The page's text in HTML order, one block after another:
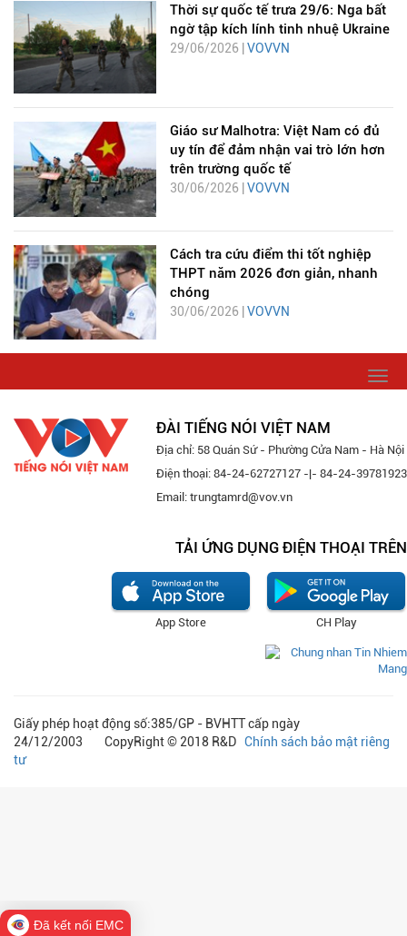
Thời sự quốc tế trưa 29/6: Nga bất
ngờ tập kích lính tinh nhuệ Ukraine
29/06/2026 | VOVVN
Giáo sư Malhotra: Việt Nam có đủ
uy tín để đảm nhận vai trò lớn hơn
trên trường quốc tế
30/06/2026 | VOVVN
Cách tra cứu điểm thi tốt nghiệp
THPT năm 2026 đơn giản, nhanh
chóng
30/06/2026 | VOVVN
ĐÀI TIẾNG NÓI VIỆT NAM
Địa chỉ: 58 Quán Sứ - Phường Cửa Nam - Hà Nội
Điện thoại: 84-24-62727127 -|- 84-24-39781923
Email: trungtamrd@vov.vn
TẢI ỨNG DỤNG ĐIỆN THOẠI TRÊN
CH Play
App Store
Giấy phép hoạt động số:385/GP - BVHTT cấp ngày
24/12/2003 CopyRight © 2018 R&D Chính sách bảo mật riêng
tư
Đã kết nối EMC